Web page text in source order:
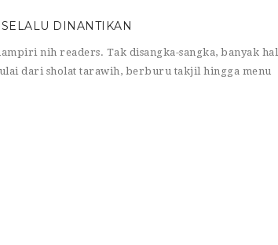
DINANTIKAN
nih readers. Tak disangka-sangka, banyak hal
dari sholat tarawih, berburu takjil hingga menu